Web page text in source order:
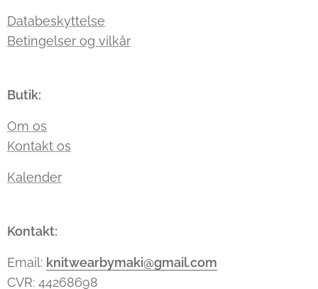
Databeskyttelse
Betingelser og vilkår
Butik:
Om os
Kontakt os
Kalender
Kontakt:
Email: knitwearbymaki@gmail.com
CVR: 44268698